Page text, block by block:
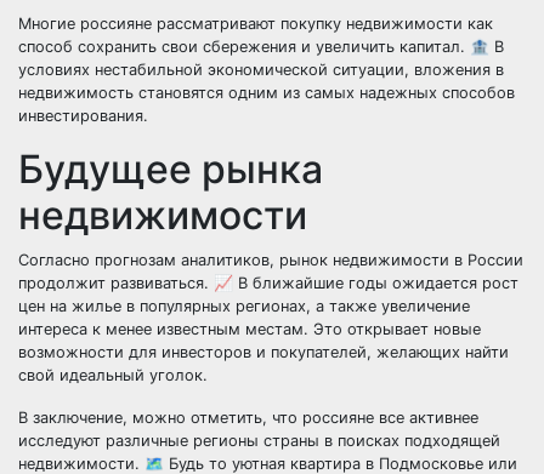
Многие россияне рассматривают покупку недвижимости как
способ сохранить свои сбережения и увеличить капитал. 🏦 В
условиях нестабильной экономической ситуации, вложения в
недвижимость становятся одним из самых надежных способов
инвестирования.
Будущее рынка
недвижимости
Согласно прогнозам аналитиков, рынок недвижимости в России
продолжит развиваться. 📈 В ближайшие годы ожидается рост
цен на жилье в популярных регионах, а также увеличение
интереса к менее известным местам. Это открывает новые
возможности для инвесторов и покупателей, желающих найти
свой идеальный уголок.
В заключение, можно отметить, что россияне все активнее
исследуют различные регионы страны в поисках подходящей
недвижимости. 🗺️ Будь то уютная квартира в Подмосковье или